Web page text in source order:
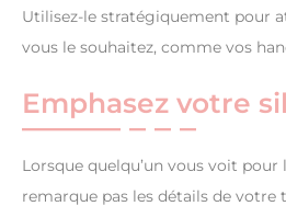
Utilisez-le stratégiquement pour
vous le souhaitez, comme vos
Emphasez votre
Lorsque quelqu’un vous voit
remarque pas les détails de votre